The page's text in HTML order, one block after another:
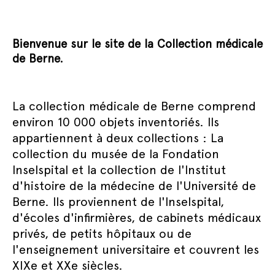
Bienvenue sur le site de la Collection médicale
de Berne.
La collection médicale de Berne comprend
environ 10 000 objets inventoriés. Ils
appartiennent à deux collections : La
collection du musée de la Fondation
Inselspital et la collection de l'Institut
d'histoire de la médecine de l'Université de
Berne. Ils proviennent de l'Inselspital,
d'écoles d'infirmières, de cabinets médicaux
privés, de petits hôpitaux ou de
l'enseignement universitaire et couvrent les
XIXe et XXe siècles.